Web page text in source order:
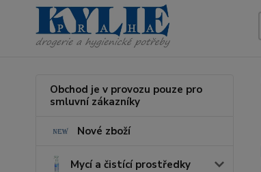
Obchod je v provozu pouze pro
smluvní zákazníky
Nové zboží
Mycí a čistící prostředky